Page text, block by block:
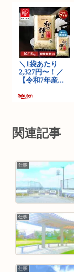
関連記事
仕事
仕事
仕事